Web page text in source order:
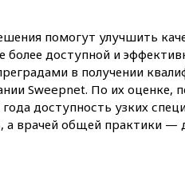
помогут улучшить
более доступной и
в получении
Sweepnet. По их оценке,
года доступность узких
а врачей общей практики —